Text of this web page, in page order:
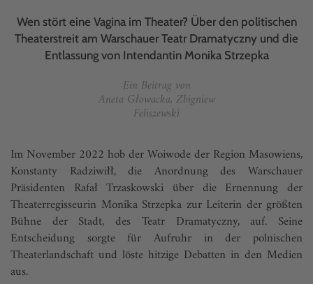
Wen stört eine Vagina im Theater? Über den politischen
Theaterstreit am Warschauer Teatr Dramatyczny und die
Entlassung von Intendantin Monika Strzepka
Ein Beitrag von
Aneta Głowacka, Zbigniew
Feliszewski
Im November 2022 hob der Woiwode der Region Masowiens,
Konstanty Radziwiłł, die Anordnung des Warschauer
Präsidenten Rafał Trzaskowski über die Ernennung der
Theaterregisseurin Monika Strzepka zur Leiterin der größten
Bühne der Stadt, des Teatr Dramatyczny, auf. Seine
Entscheidung sorgte für Aufruhr in der polnischen
Theaterlandschaft und löste hitzige Debatten in den Medien
aus.